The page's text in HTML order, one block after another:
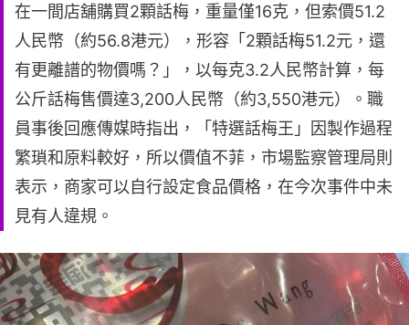
在一間店舖購買2顆話梅，重量僅16克，但索價51.2
人民幣（約56.8港元），形容「2顆話梅51.2元，還
有更離譜的物價嗎？」，以每克3.2人民幣計算，每
公斤話梅售價達3,200人民幣（約3,550港元）。職
員事後回應傳媒時指出，「特選話梅王」因製作過程
繁瑣和原料較好，所以價值不菲，市場監察管理局則
表示，商家可以自行設定食品價格，在今次事件中未
見有人違規。